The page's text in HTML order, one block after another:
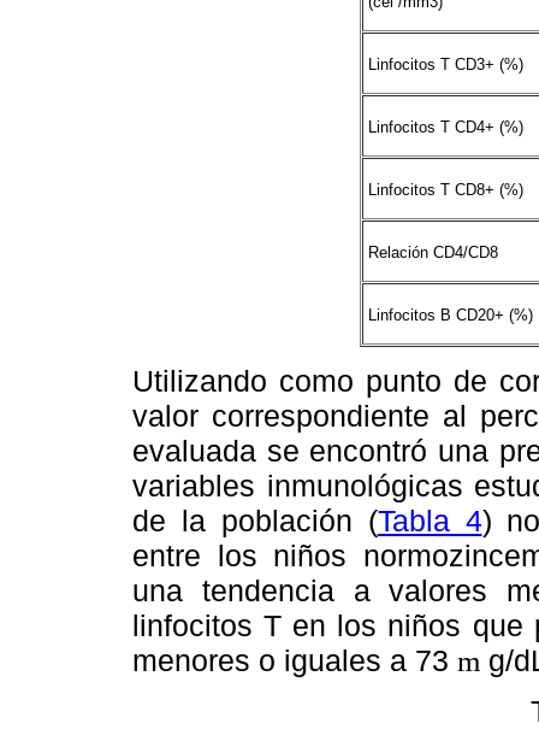
Linfocitos T CD3+ (%)
Linfocitos T CD4+ (%)
Linfocitos T CD8+ (%)
Relación CD4/CD8
Linfocitos B CD20+ (%)
Utilizando como punto de
valor correspondiente al
evaluada se encontró una
variables inmunológicas
de la población (Tabla 4)
entre los niños
una tendencia a valores
linfocitos T en los niños que
menores o iguales a 73 m g/